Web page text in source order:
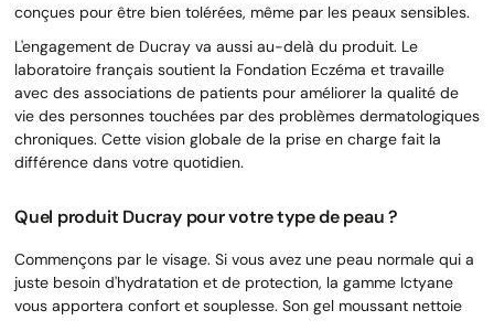
conçues pour être bien tolérées, même par les peaux sensibles.
L'engagement de Ducray va aussi au-delà du produit. Le
laboratoire français soutient la Fondation Eczéma et travaille
avec des associations de patients pour améliorer la qualité de
vie des personnes touchées par des problèmes dermatologiques
chroniques. Cette vision globale de la prise en charge fait la
différence dans votre quotidien.
Quel produit Ducray pour votre type de peau ?
Commençons par le visage. Si vous avez une peau normale qui a
juste besoin d'hydratation et de protection, la gamme Ictyane
vous apportera confort et souplesse. Son gel moussant nettoie